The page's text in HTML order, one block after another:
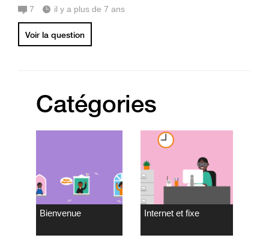
7 il y a plus de 7 ans
Voir la question
Catégories
Bienvenue Internet et fixe